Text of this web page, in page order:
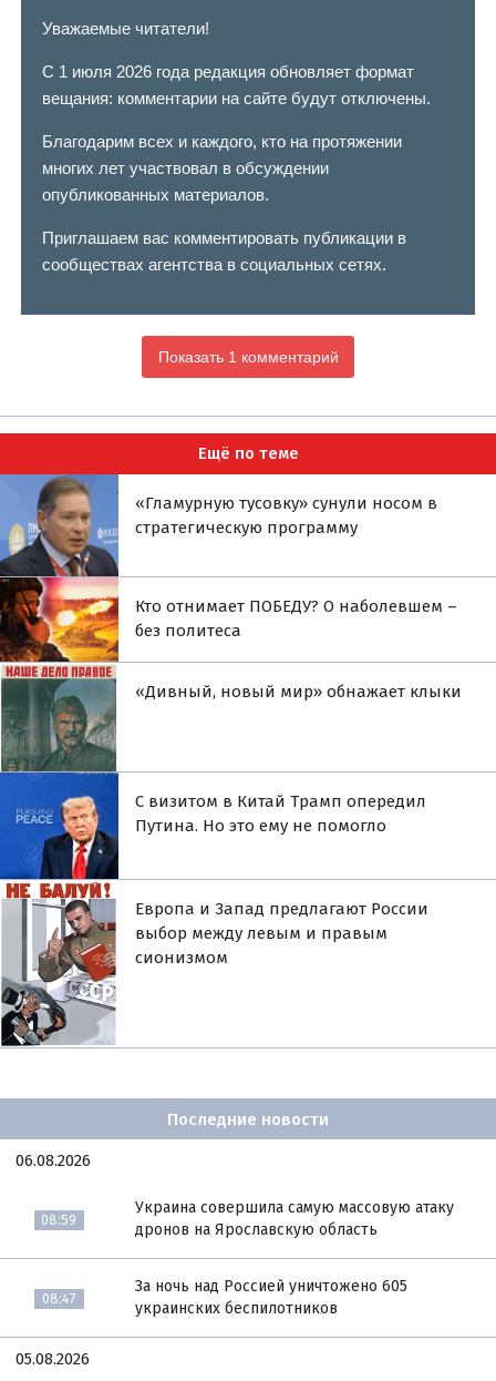
Уважаемые читатели!
С 1 июля 2026 года редакция обновляет формат
вещания: комментарии на сайте будут отключены.
Благодарим всех и каждого, кто на протяжении
многих лет участвовал в обсуждении
опубликованных материалов.
Приглашаем вас комментировать публикации в
сообществах агентства в социальных сетях.
Показать 1 комментарий
Ещё по теме
«Гламурную тусовку» сунули носом в
стратегическую программу
Кто отнимает ПОБЕДУ? О наболевшем –
без политеса
«Дивный, новый мир» обнажает клыки
С визитом в Китай Трамп опередил
Путина. Но это ему не помогло
Европа и Запад предлагают России
выбор между левым и правым
сионизмом
Последние новости
06.08.2026
08:59
Украина совершила самую массовую атаку
дронов на Ярославскую область
08:47
За ночь над Россией уничтожено 605
украинских беспилотников
05.08.2026